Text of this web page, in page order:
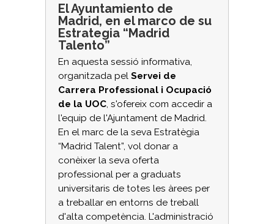
El Ayuntamiento de
Madrid, en el marco de su
Estrategia “Madrid
Talento”
En aquesta sessió informativa,
organitzada pel Servei de
Carrera Professional i Ocupació
de la UOC, s'ofereix com accedir a
l'equip de l'Ajuntament de Madrid.
En el marc de la seva Estratègia
“Madrid Talent”, vol donar a
conèixer la seva oferta
professional per a graduats
universitaris de totes les àrees per
a treballar en entorns de treball
d'alta competència. L'administració